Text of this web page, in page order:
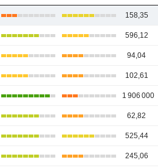
158,35
596,12
94,04
102,61
1 906 000
62,82
525,44
245,06